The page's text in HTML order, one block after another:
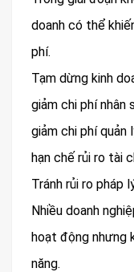
doanh có thể
phí.
Tạm dừng kinh
giảm chi phí nhân
giảm chi phí quản
hạn chế rủi ro tài
Tránh rủi ro pháp
Nhiều doanh
hoạt động nhưng
năng.